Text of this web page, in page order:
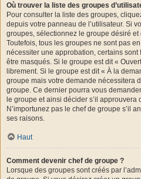
Où trouver la liste des groupes
Pour consulter la liste des groupes,
depuis votre panneau de l’utilisateur. Si
groupes, sélectionnez le groupe désiré
Toutefois, tous les groupes ne sont pas
nécessiter une approbation, certains sont
être masqués. Si le groupe est dit «
librement. Si le groupe est dit « À la
groupe mais votre demande nécessitera
groupe. Ce dernier pourra vous
le groupe et ainsi décider s’il approuvera
N’importunez pas le chef de groupe s’il
ses raisons.
Haut
Comment devenir chef de groupe ?
Lorsque des groupes sont créés par